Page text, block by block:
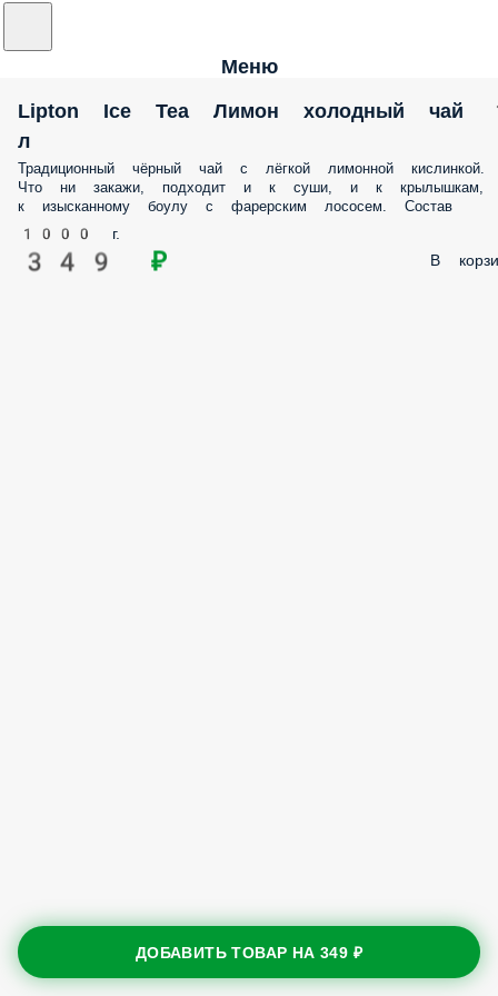
Меню
Lipton Ice Tea Лимон холодный чай
л
Традиционный чёрный чай с лёгкой лимонной кислинкой.
Что ни закажи, подходит и к суши, и к крылышкам,
к изысканному боулу с фарерским лососем. Состав
1000 г.
349 ₽ В
ДОБАВИТЬ ТОВАР НА349 ₽